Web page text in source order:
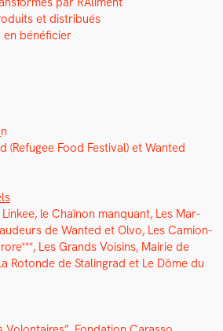
et dis­tribués
en béné­fici­er
n
(Refugee Food Fes­ti­val) et Want­ed
le Chaînon man­quant, Les Mar­
de Want­ed et Olvo, Les Camion­
Les Grands Voisins, Mairie de
Rotonde de Stal­in­grad et Le Dôme du